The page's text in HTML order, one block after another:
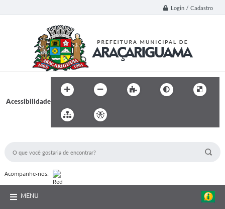
Login / Cadastro
Acessibilidade
Acompanhe-nos:
MENU